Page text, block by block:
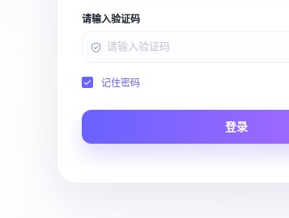
Scene
请输入验证码
记住密码
登录